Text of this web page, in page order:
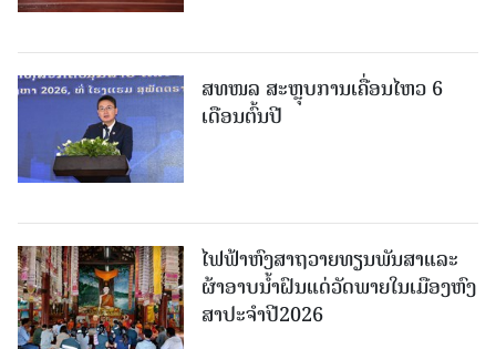
ສທໜລ ສະຫຼຸບການເຄື່ອນໄຫວ 6
ເດືອນຕົ້ນປີ
ໄຟຟ້າຫົງສາຖວາຍທຽນພັນສາແລະ
ຜ້າອາບນໍ້າຝົນແດ່ວັດພາຍໃນເມືອງຫົງ
ສາປະຈໍາປີ2026